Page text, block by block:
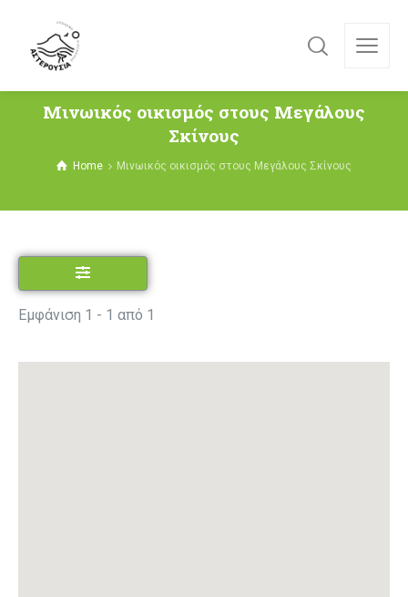
Μινωικός οικισμός στους Μεγάλους
Σκίνους
Home Μινωικός οικισμός στους Μεγάλους Σκίνους
Εμφάνιση 1 - 1 από 1